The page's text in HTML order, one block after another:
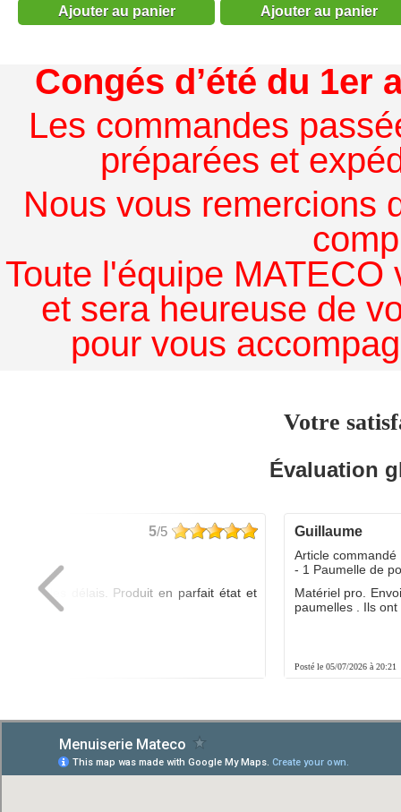
Ajouter au panier Ajouter au panier
Congés d’été du 1er
Les commandes
préparées et
Nous vous remercions
Toute l'équipe
et sera heureuse de
pour vous
Votre
Évaluation
5/5
dans les délais. Produit en parfait état et
guillaume
Posté le 05/07/2026 à 20:21
Article commandé
- 1 Paumelle de
Matériel pro.
paumelles . Ils ont